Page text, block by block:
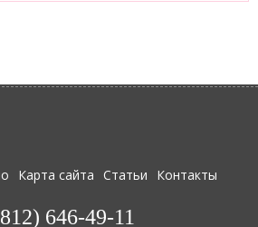
Карта сайта Статьи Контакты
646-49-11